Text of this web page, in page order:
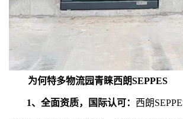
为何特多物流园青睐西朗SEPPES
1、全面资质，国际认可： 西朗